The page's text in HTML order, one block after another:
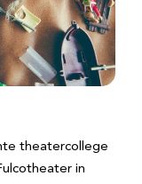
theatercollege
in